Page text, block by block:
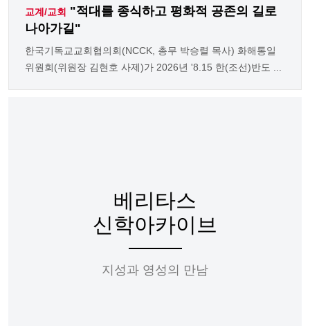
교계/교회 "적대를 종식하고 평화적 공존의 길로
나아가길"
한국기독교교회협의회(NCCK, 총무 박승렬 목사) 화해통일
위원회(위원장 김현호 사제)가 2026년 '8.15 한(조선)반도 ...
베리타스
신학아카이브
지성과 영성의 만남